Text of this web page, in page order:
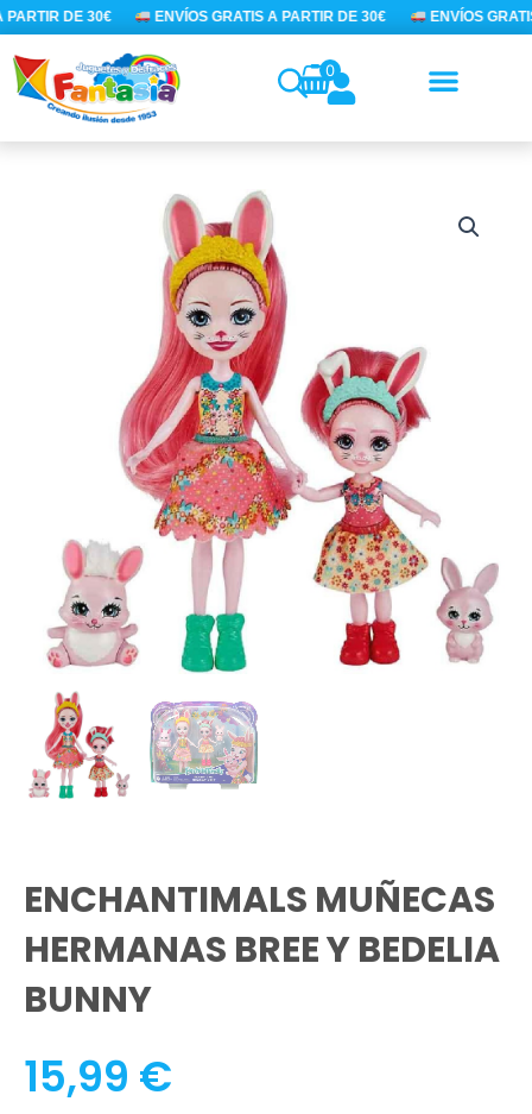
Ir
al
contenido
DE 30€ ENVÍOS GRATIS A PARTIR DE 30€ ENVÍOS
0
ENCHANTIMALS MUÑECAS
HERMANAS BREE Y BEDELIA
BUNNY
15,99 €